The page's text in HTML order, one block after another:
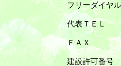
ダイヤル ０１２
ＥＬ ０３－３
Ｘ ０３－３
可番号 東京(般-１